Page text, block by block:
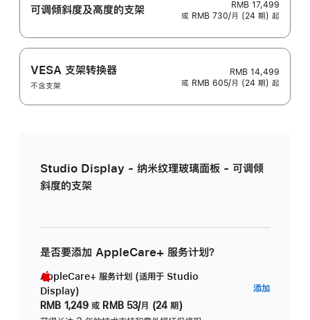
可调倾斜度及高‍度的支‍架
RMB 17,499
或 RMB 730/月 (24 期) 起
VESA 支架转换器
不含支架
RMB 14,499
或 RMB 605/月 (24 期) 起
Studio Display - 纳米纹理玻璃面板 - 可调倾
斜度的支架
是否要添加 AppleCare+ 服务计划？
AppleCare+ 服务计划 (适用于 Studio
Display)
RMB 1,249 或 RMB 53/月 (24 期)
添加